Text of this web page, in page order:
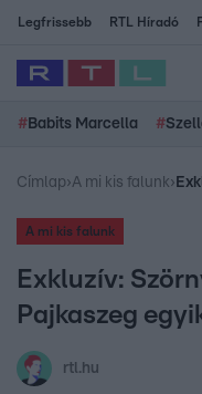
Legfrissebb RTL Híradó
# Babits Marcella #
Címlap›A mi kis falunk›
A mi kis falunk
Exkluzív:
Pajkaszeg
rtl.hu